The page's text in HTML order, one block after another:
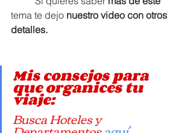
tema te dejo nuestro video con otros
detalles.
Mis consejos para
que organices tu
viaje:
Busca Hoteles y